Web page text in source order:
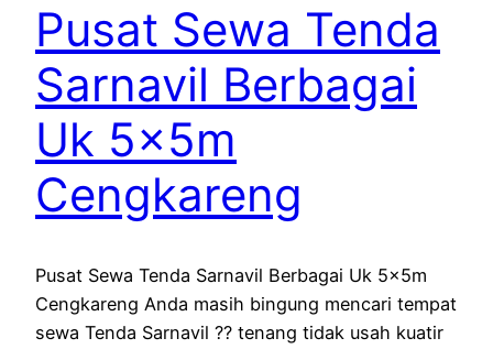
Pusat Sewa Tenda
Sarnavil Berbagai
Uk 5x5m
Cengkareng
Pusat Sewa Tenda Sarnavil Berbagai Uk 5x5m
Cengkareng Anda masih bingung mencari tempat
sewa Tenda Sarnavil ?? tenang tidak usah kuatir